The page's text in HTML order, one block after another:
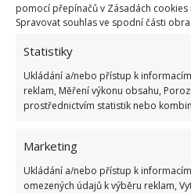
pomocí přepínačů v Zásadách
Spravovat souhlas ve spodní části
Statistiky
Ukládání a/nebo přístup k
reklam, Měření výkonu obsahu,
prostřednictvím statistik nebo
Marketing
Ukládání a/nebo přístup k
omezených údajů k výběru reklam,
bodů
6.5.2026
Tyto rostliny
máte na zahrádce